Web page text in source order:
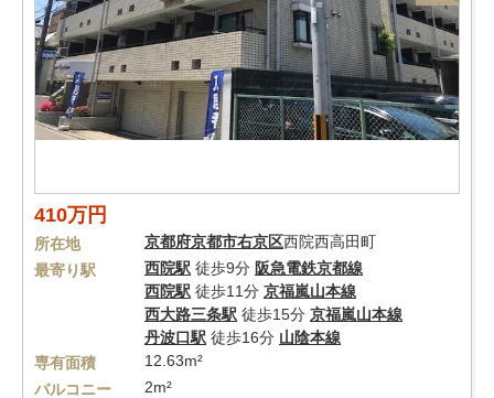
410万円
所在地 京都府京都市右京区西院西高田町
最寄り駅
西院駅 徒歩9分 阪急電鉄京都線
西院駅 徒歩11分 京福嵐山本線
西大路三条駅 徒歩15分 京福嵐山本線
丹波口駅 徒歩16分 山陰本線
専有面積
12.63m²
バルコニー
2m²